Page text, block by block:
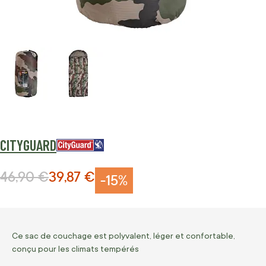
CITYGUARD
-15%
Prix Spécial
39,87 €
Prix normal
46,90 €
Ce sac de couchage est polyvalent, léger et confortable,
conçu pour les climats tempérés